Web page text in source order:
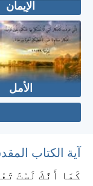
الإيمان
الأمل
آية الكتاب
كَمَا أَنَّكَ لَسْتَ